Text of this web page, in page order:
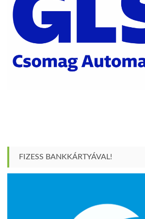
FIZESS BANKKÁRTYÁVAL!